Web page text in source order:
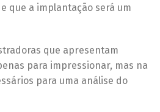
que a implantação será um
que apresentam
para impressionar, mas na
para uma análise do